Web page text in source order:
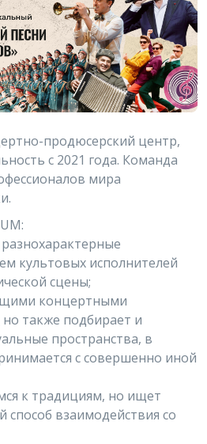
продюсерский центр,
с 2021 года. Команда
мира
культовых исполнителей
сцены;
концертными
также подбирает и
пространства, в
с совершенно иной
к традициям, но ищет
взаимодействия со